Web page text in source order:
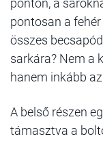
ponton, a
pontosan a
összes
sarkára? Nem a
hanem inkább
A belső részen
támasztva a